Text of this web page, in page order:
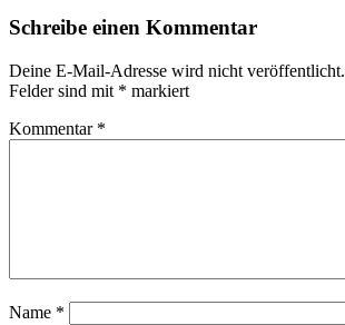
Schreibe einen Kommentar
Deine E-Mail-Adresse wird nicht veröffentlicht.
Felder sind mit * markiert
Kommentar *
Name *